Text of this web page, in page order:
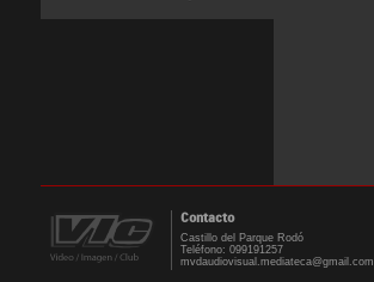
Contacto
Castillo del Parque Rodó
Teléfono: 099191257
mvdaudiovisual.mediateca@gmail.com